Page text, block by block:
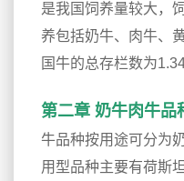
是我国饲养量较大，
养包括奶牛、肉牛、
国牛的总存栏数为
第二章 奶牛肉牛品
牛品种按用途可分为
用型品种主要有荷斯